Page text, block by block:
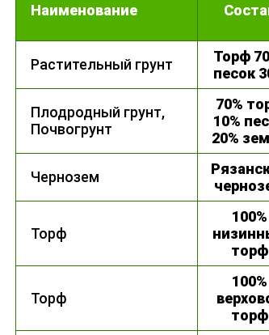
Наименование
Растительный грунт
Торф
песок
Плодродный грунт,
Почвогрунт
70%
10%
20%
Чернозем
Торф
100%
торф
Торф
100%
торф